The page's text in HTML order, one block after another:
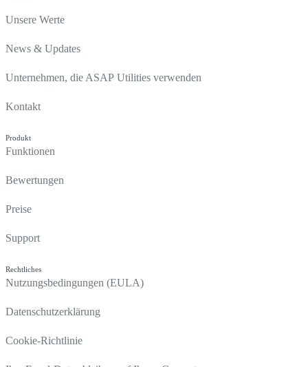
Unsere Werte
News & Updates
Unternehmen, die ASAP Utilities verwenden
Kontakt
Produkt
Funktionen
Bewertungen
Preise
Support
Rechtliches
Nutzungsbedingungen (EULA)
Datenschutzerklärung
Cookie-Richtlinie